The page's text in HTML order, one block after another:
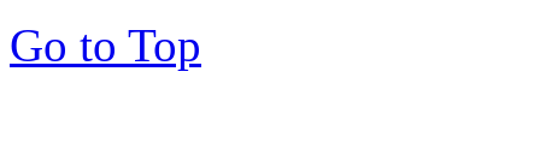
Go to Top